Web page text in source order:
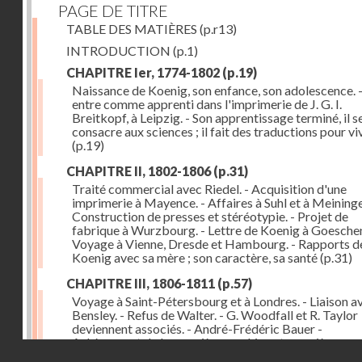
PAGE DE TITRE
TABLE DES MATIÈRES (p.r13)
INTRODUCTION (p.1)
CHAPITRE Ier, 1774-1802 (p.19)
Naissance de Koenig, son enfance, son adolescence.
entre comme apprenti dans l'imprimerie de J. G. I.
Breitkopf, à Leipzig. - Son apprentissage terminé, il
consacre aux sciences ; il fait des traductions pour
(p.19)
CHAPITRE II, 1802-1806(p.31)
Traité commercial avec Riedel. - Acquisition d'une
imprimerie à Mayence. - Affaires à Suhl et à
Construction de presses et stéréotypie. - Projet de
fabrique à Wurzbourg. - Lettre de Koenig à
Voyage à Vienne, Dresde et Hambourg. - Rapports
Koenig avec sa mère ; son caractère, sa santé(p.31)
CHAPITRE III, 1806-1811 (p.57)
Voyage à Saint-Pétersbourg et à Londres. - Liaison
Bensley. - Refus de Walter. - G. Woodfall et R. Taylor
deviennent associés. - André-Frédéric Bauer -
Achèvement de la première machine et premières